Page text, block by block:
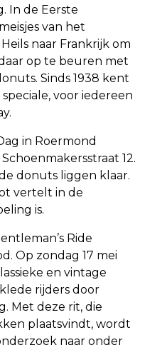
In de Eerste
van het
naar Frankrijk om
op te beuren met
Sinds 1938 kent
voor iedereen
in Roermond
12.
donuts liggen klaar.
vertelt in de
is.
Ride
Op zondag 17 mei
en vintage
rijders door
Met deze rit, die
plaatsvindt, wordt
naar onder